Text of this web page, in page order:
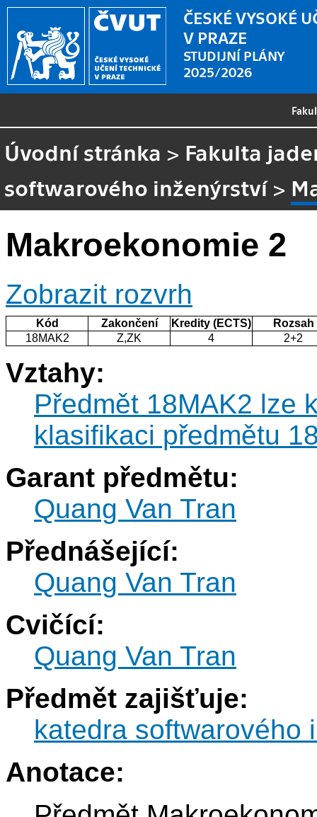
ČESKÉ VYSOKÉ
V PRAZE
STUDIJNÍ PLÁNY
2025/2026
Úvodní stránka > Fakulta
softwarového inženýrství>
Makroekonomie 2
Zobrazit rozvrh
Kód Zakončení Kredity (ECTS)
Rozsah
18MAK2
Z,ZK 4 2+2
Vztahy:
Předmět 18MAK2 lze
klasifikaci předmětu
Garant předmětu:
Quang Van Tran
Přednášející:
Quang Van Tran
Cvičící:
Quang Van Tran
Předmět zajišťuje:
katedra softwarového
Anotace: